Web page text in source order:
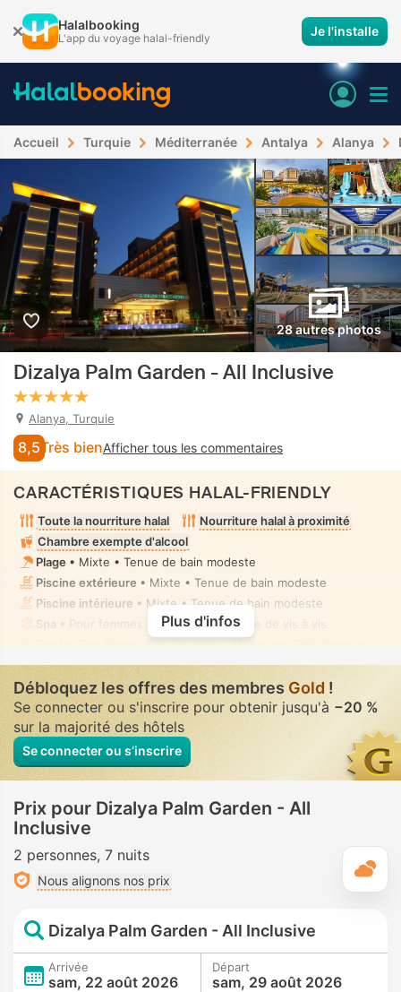
Halalbooking
L'app du voyage halal-friendly Je l'installe
Accueil Turquie Méditerranée Antalya Alanya
28 autres photos
Dizalya Palm Garden - All Inclusive
Alanya, Turquie
8,5 Très bienAfficher tous les commentaires
CARACTÉRISTIQUES HALAL-FRIENDLY
Toute la nourriture halal
Nourriture halal à proximité
Chambre exempte d'alcool
Plage • Mixte • Tenue de bain modeste
Piscine extérieure • Mixte • Tenue de bain modeste
Piscine intérieure • Mixte • Tenue de bain modeste
Spa
• Pour femmes • Absence complète de vis à vis
Toilettes avec bidet à buse • Dans toutes chambres
Plus d'infos
Débloquez les offres des membres Gold !
Se connecter ou s'inscrire pour obtenir jusqu'à −20 %
sur la majorité des hôtels
Se connecter ou s’inscrire
Prix pour Dizalya Palm Garden - All
Inclusive
2 personnes 7 nuits
Nous alignons nos prix
Dizalya Palm Garden - All Inclusive
Arrivée
sam, 22 août 2026
Départ
sam, 29 août 2026